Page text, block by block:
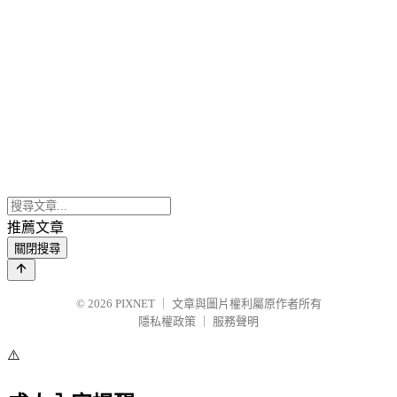
推薦文章
關閉搜尋
© 2026 PIXNET
文章與圖片權利屬原作者所有
隱私權政策
服務聲明
⚠️